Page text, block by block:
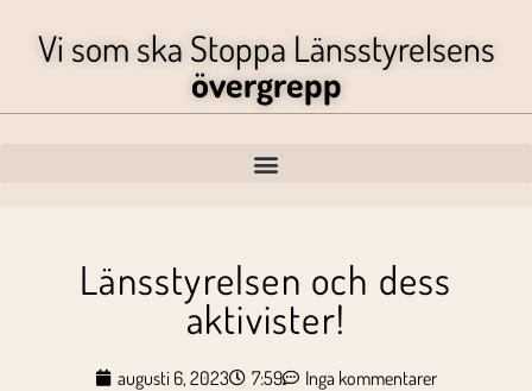
Vi som ska Stoppa Länsstyrelsens
övergrepp
Länsstyrelsen och dess
aktivister!
augusti 6, 2023 7:59 Inga kommentarer